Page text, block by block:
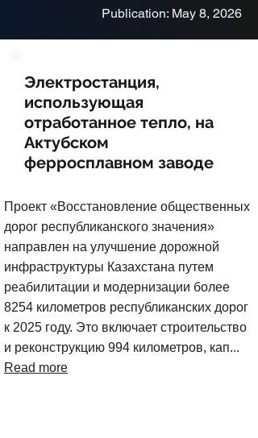
Publication: May 8, 2026
Электростанция,
использующая
отработанное тепло, на
Актубском
ферросплавном заводе
Проект «Восстановление общественных
дорог республиканского значения»
направлен на улучшение дорожной
инфраструктуры Казахстана путем
реабилитации и модернизации более
8254 километров республиканских дорог
к 2025 году. Это включает строительство
и реконструкцию 994 километров, кап...
Read more